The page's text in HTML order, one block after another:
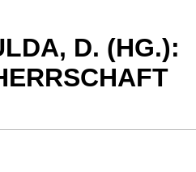
D. (HG.):